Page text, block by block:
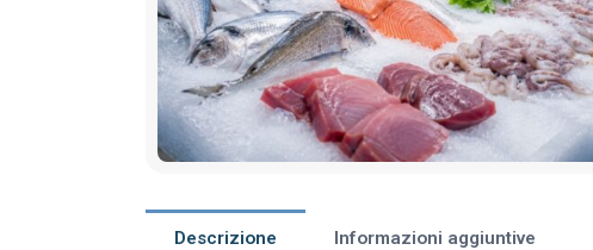
Descrizione Informazioni aggiuntive